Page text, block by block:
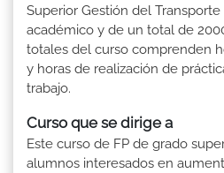
Superior Gestión del
académico y de un total de
totales del curso comprenden
y horas de realización de
trabajo.
Curso que se dirige a
Este curso de FP de grado
alumnos interesados en